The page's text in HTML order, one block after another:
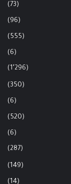
(73)
(96)
(555)
(6)
(1٬296)
(350)
(6)
(520)
(6)
(287)
(149)
(14)